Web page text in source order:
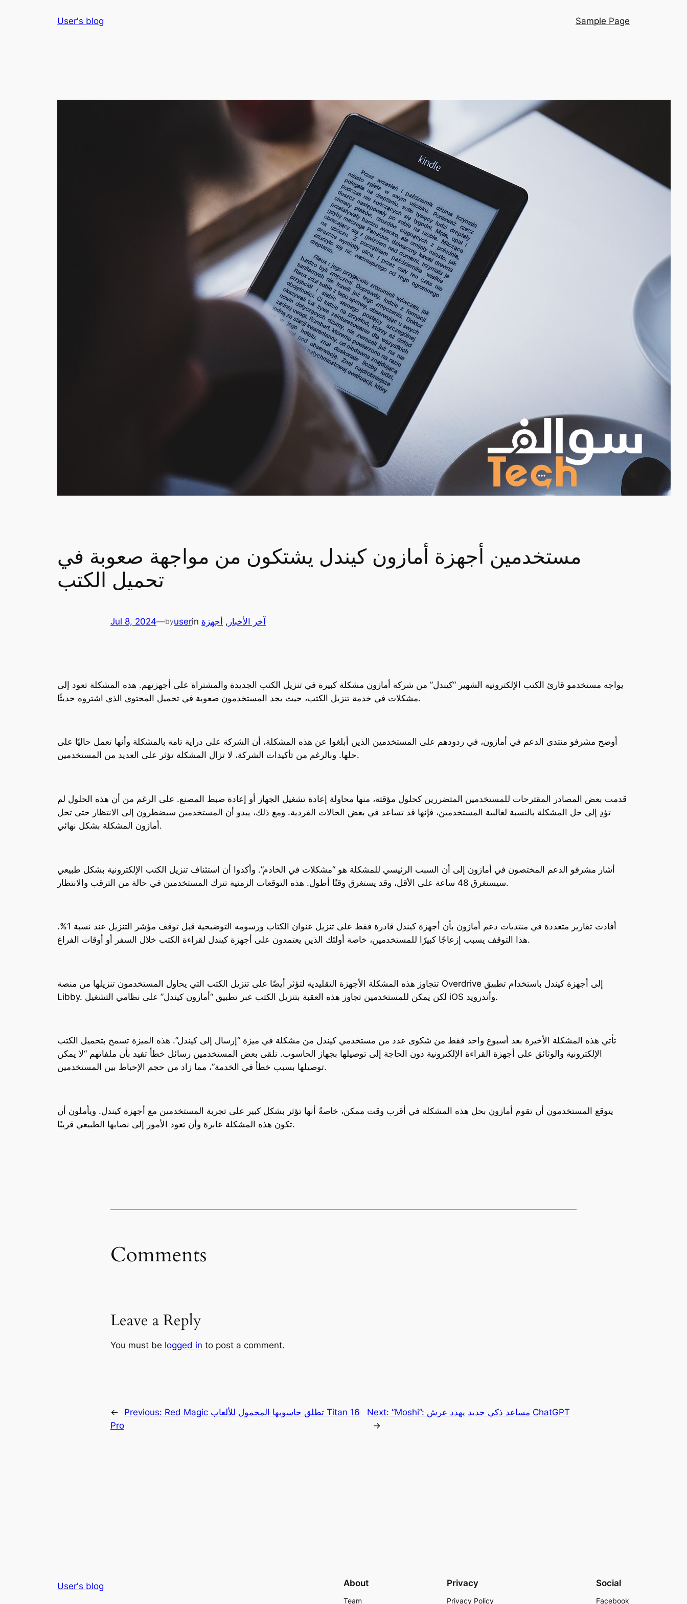
User's blog Sample Page
مستخدمين أجهزة أمازون كيندل يشتكون من مواجهة صعوبة في
تحميل الكتب
Jul 8, 2024—byuserin آخر الأخبار , أجهزة
يواجه مستخدمو قارئ الكتب الإلكترونية الشهير “كيندل” من شركة أمازون مشكلة كبيرة في تنزيل الكتب الجديدة والمشتراة على أجهزتهم. هذه المشكلة تعود إلى
مشكلات في خدمة تنزيل الكتب، حيث يجد المستخدمون صعوبة في تحميل المحتوى الذي اشتروه حديثًا.
أوضح مشرفو منتدى الدعم في أمازون، في ردودهم على المستخدمين الذين أبلغوا عن هذه المشكلة، أن الشركة على دراية تامة بالمشكلة وأنها تعمل حاليًا على
حلها. وبالرغم من تأكيدات الشركة، لا تزال المشكلة تؤثر على العديد من المستخدمين.
قدمت بعض المصادر المقترحات للمستخدمين المتضررين كحلول مؤقتة، منها محاولة إعادة تشغيل الجهاز أو إعادة ضبط المصنع. على الرغم من أن هذه الحلول لم
تؤدِ إلى حل المشكلة بالنسبة لغالبية المستخدمين، فإنها قد تساعد في بعض الحالات الفردية. ومع ذلك، يبدو أن المستخدمين سيضطرون إلى الانتظار حتى تحل
أمازون المشكلة بشكل نهائي.
أشار مشرفو الدعم المختصون في أمازون إلى أن السبب الرئيسي للمشكلة هو “مشكلات في الخادم”. وأكدوا أن استئناف تنزيل الكتب الإلكترونية بشكل طبيعي
سيستغرق 48 ساعة على الأقل، وقد يستغرق وقتًا أطول. هذه التوقعات الزمنية تترك المستخدمين في حالة من الترقب والانتظار.
أفادت تقارير متعددة في منتديات دعم أمازون بأن أجهزة كيندل قادرة فقط على تنزيل عنوان الكتاب ورسومه التوضيحية قبل توقف مؤشر التنزيل عند نسبة 1%.
هذا التوقف يسبب إزعاجًا كبيرًا للمستخدمين، خاصة أولئك الذين يعتمدون على أجهزة كيندل لقراءة الكتب خلال السفر أو أوقات الفراغ.
تتجاوز هذه المشكلة الأجهزة التقليدية لتؤثر أيضًا على تنزيل الكتب التي يحاول المستخدمون تنزيلها من منصة Overdrive إلى أجهزة كيندل باستخدام تطبيق
Libby. لكن يمكن للمستخدمين تجاوز هذه العقبة بتنزيل الكتب عبر تطبيق “أمازون كيندل” على نظامي التشغيل iOS وأندرويد.
تأتي هذه المشكلة الأخيرة بعد أسبوع واحد فقط من شكوى عدد من مستخدمي كيندل من مشكلة في ميزة “إرسال إلى كيندل”. هذه الميزة تسمح بتحميل الكتب
الإلكترونية والوثائق على أجهزة القراءة الإلكترونية دون الحاجة إلى توصيلها بجهاز الحاسوب. تلقى بعض المستخدمين رسائل خطأ تفيد بأن ملفاتهم “لا يمكن
توصيلها بسبب خطأ في الخدمة”، مما زاد من حجم الإحباط بين المستخدمين.
يتوقع المستخدمون أن تقوم أمازون بحل هذه المشكلة في أقرب وقت ممكن، خاصةً أنها تؤثر بشكل كبير على تجربة المستخدمين مع أجهزة كيندل. ويأملون أن
تكون هذه المشكلة عابرة وأن تعود الأمور إلى نصابها الطبيعي قريبًا.
Comments
Leave a Reply
You must be logged in to post a comment.
← Previous: Red Magic تطلق حاسوبها المحمول للألعاب Titan 16
Pro
Next:
“Moshi”: مساعد ذكي جديد يهدد عرش ChatGPT
→
User's blog About
Team
Privacy
Privacy Policy
Social
Facebook